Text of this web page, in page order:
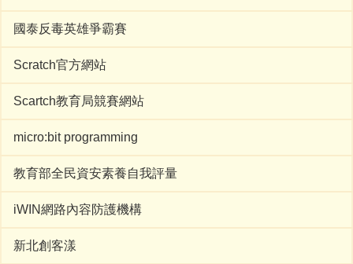
國泰反毒英雄爭霸賽
Scratch官方網站
Scartch教育局競賽網站
micro:bit programming
教育部全民資安素養自我評量
iWIN網路內容防護機構
新北創客漾